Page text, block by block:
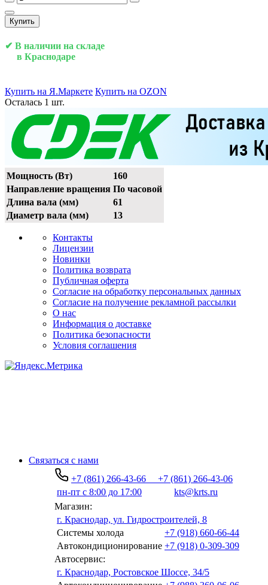
Купить
✔ В наличии на складе
в Краснодаре
Купить на Я.Маркете Купить на OZON
Осталась 1 шт.
Мощность (Вт)
160
Направление вращения По часовой
Длина вала (мм)
61
Диаметр вала (мм)
13
Контакты
Лицензии
Новинки
Политика возврата
Публичная оферта
Согласие на обработку персональных данных
Согласие на получение рекламной рассылки
О нас
Информация о доставке
Политика безопасности
Условия соглашения
Связаться с нами
+7 (861) 266-43-66
+7 (861) 266-43-06
пн-пт с 8:00 до 17:00
kts@krts.ru
Магазин:
г. Краснодар, ул. Гидростроителей, 8
Системы холода
+7 (918) 660-66-44
Автокондиционирование +7 (918) 0-309-309
Автосервис:
г. Краснодар, Ростовское Шоссе, 34/5